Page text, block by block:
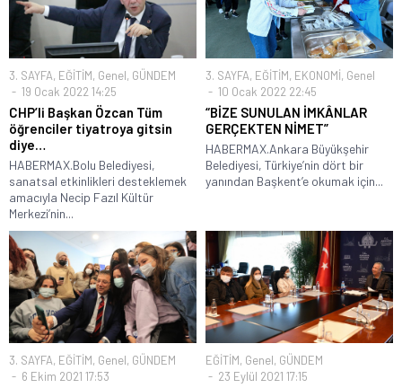
3. SAYFA, EĞİTİM, Genel, GÜNDEM
19 Ocak 2022 14:25
CHP’li Başkan Özcan Tüm
öğrenciler tiyatroya gitsin
diye…
HABERMAX.Bolu Belediyesi,
sanatsal etkinlikleri desteklemek
amacıyla Necip Fazıl Kültür
Merkezi’nin...
3. SAYFA, EĞİTİM, EKONOMİ, Genel
10 Ocak 2022 22:45
“BİZE SUNULAN İMKÂNLAR
GERÇEKTEN NİMET”
HABERMAX.Ankara Büyükşehir
Belediyesi, Türkiye’nin dört bir
yanından Başkent’e okumak için...
3. SAYFA, EĞİTİM, Genel, GÜNDEM
6 Ekim 2021 17:53
EĞİTİM, Genel, GÜNDEM
23 Eylül 2021 17:15